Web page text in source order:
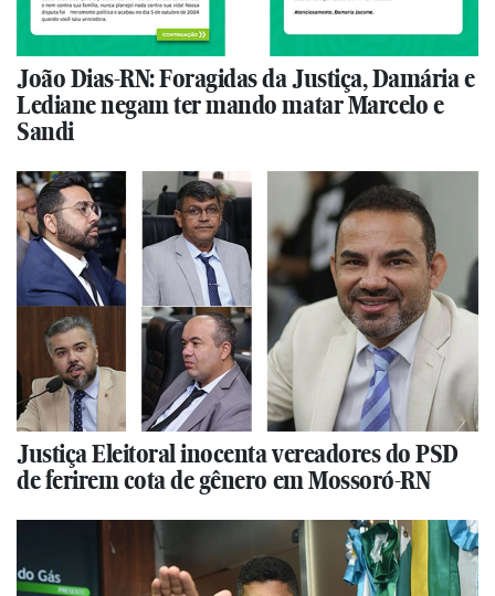
João Dias-RN: Foragidas da Justiça, Damária e
Lediane negam ter mando matar Marcelo e
Sandi
Justiça Eleitoral inocenta vereadores do PSD
de ferirem cota de gênero em Mossoró-RN